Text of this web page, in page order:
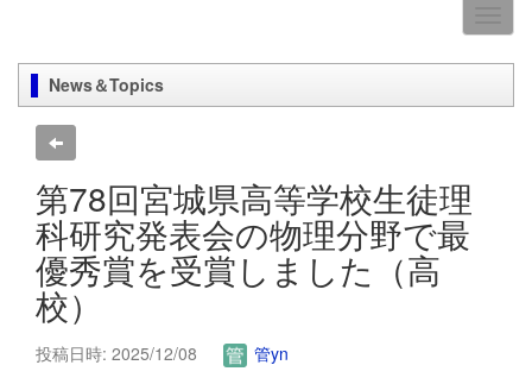
News＆Topics
第78回宮城県高等学校生徒理
科研究発表会の物理分野で最
優秀賞を受賞しました（高
校）
投稿日時: 2025/12/08
管yn